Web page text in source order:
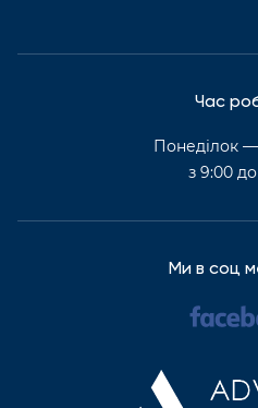
Час
Понеділок
з 9:00
Ми в соц